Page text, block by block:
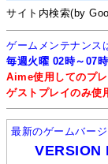
サイト内検索(by
ゲームメンテナンス
毎週火曜 02時～07時
Aime使用してのプ
ゲストプレイのみ使
最新のゲームバー
VERSION